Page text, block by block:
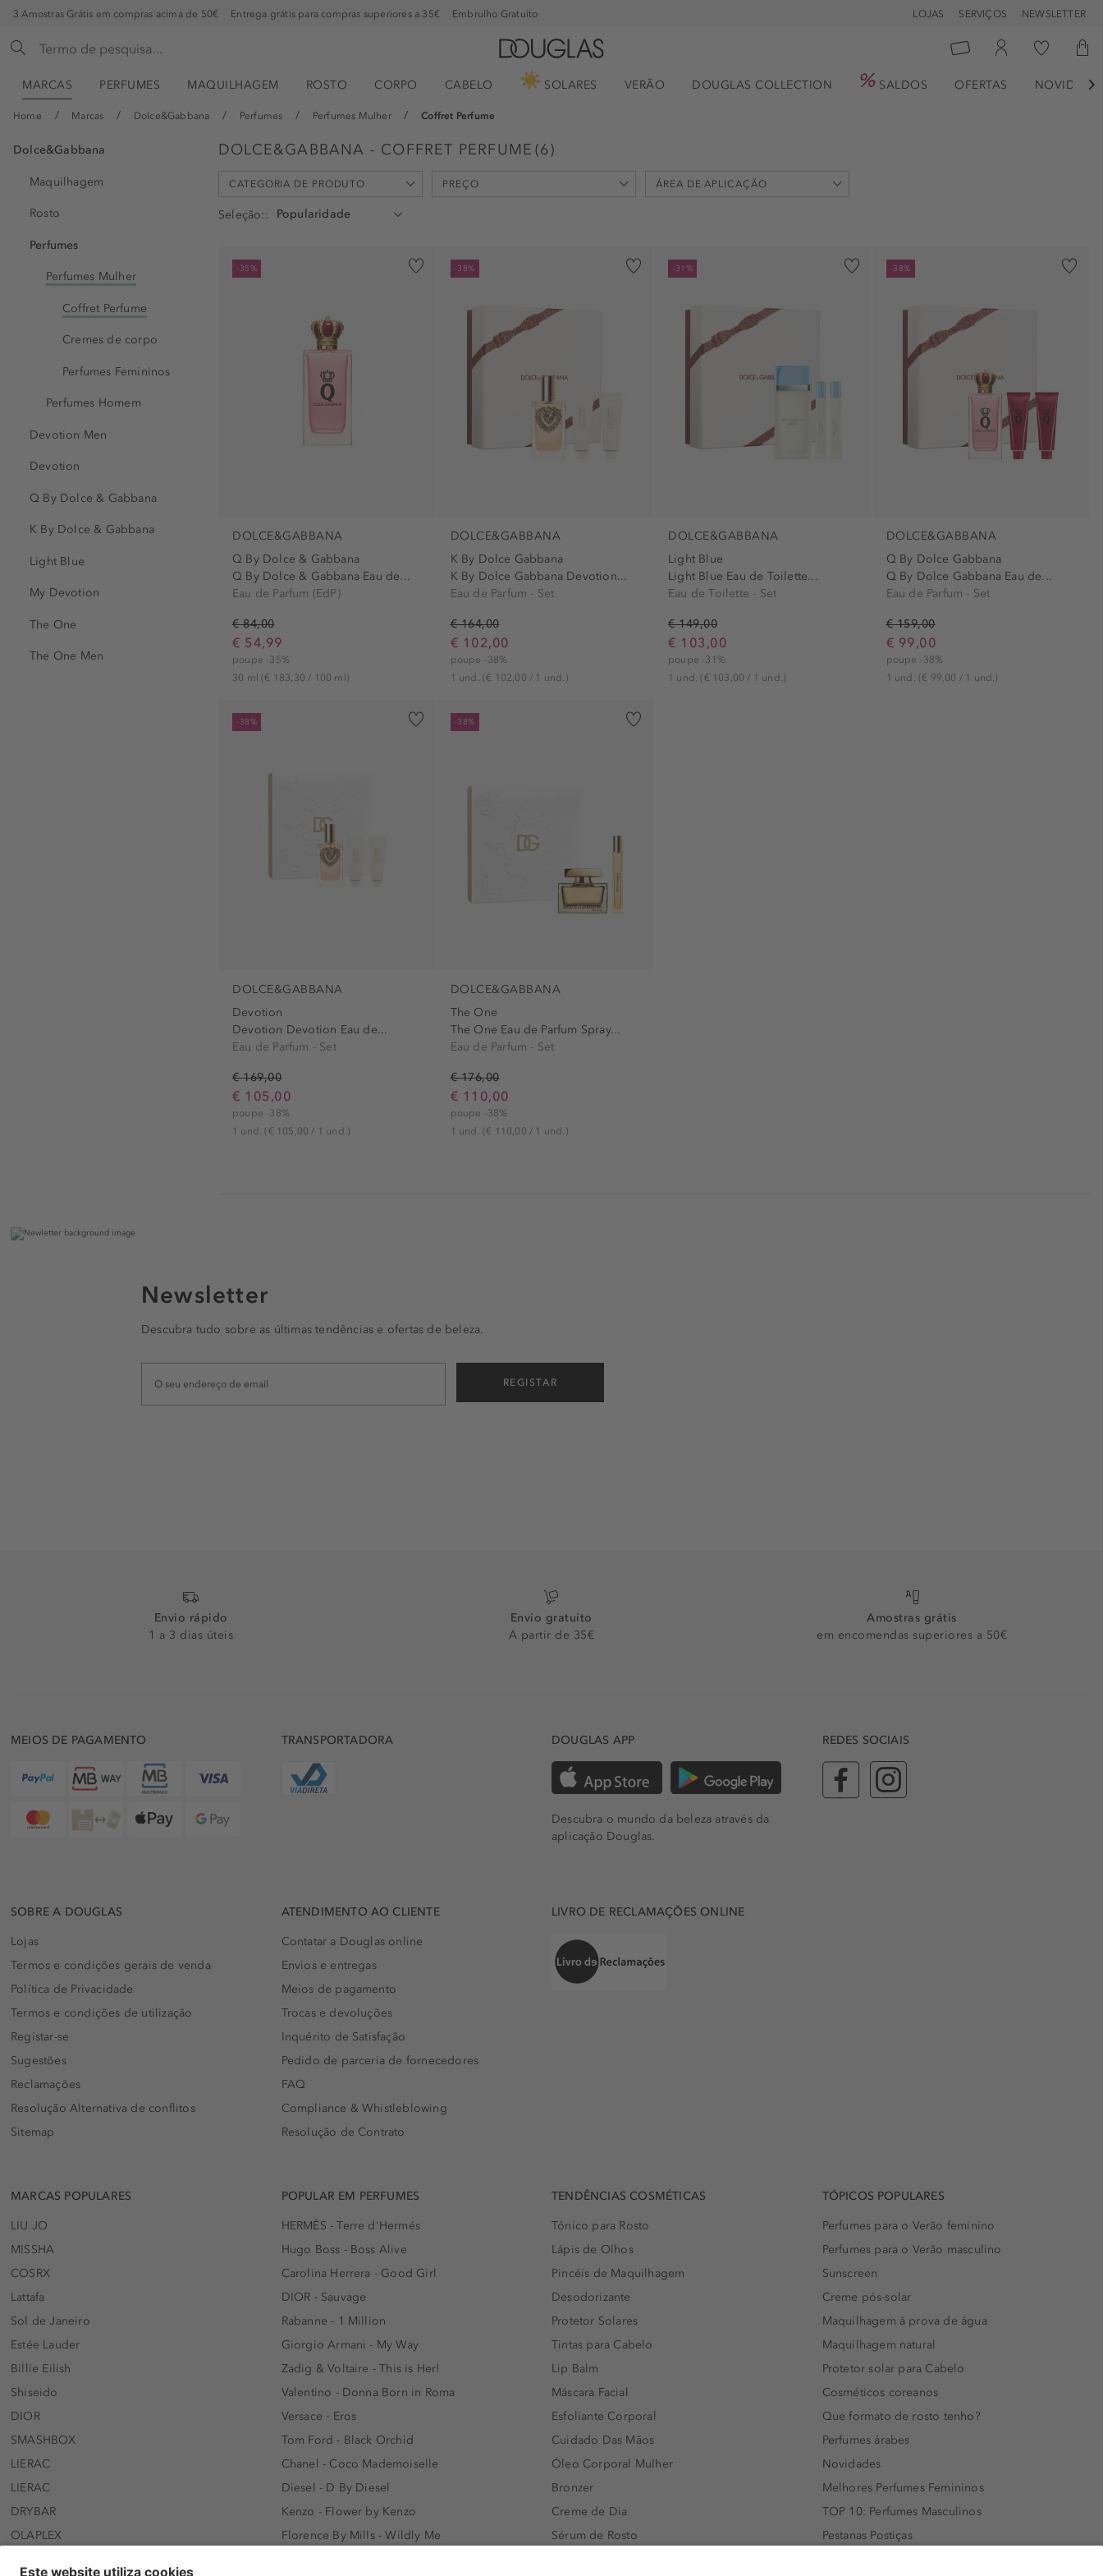
3 Amostras Grátis em compras acima de 50€ Entrega grátis para compras superiores a 35€ Embrulho Gratuito LOJAS SERVIÇOS NEWSLETTER
MARCAS PERFUMES MAQUILHAGEM ROSTO CORPO CABELO SOLARES VERÃO DOUGLAS COLLECTION SALDOS OFERTAS 
Home Marcas Dolce&Gabbana Perfumes Perfumes Mulher Coffret Perfume
Dolce&Gabbana
Maquilhagem
Rosto
Perfumes
Perfumes Mulher
Coffret Perfume
Cremes de corpo
Perfumes Femininos
Perfumes Homem
Devotion Men
Devotion
Q By Dolce & Gabbana
K By Dolce & Gabbana
Light Blue
My Devotion
The One
The One Men
DOLCE&GABBANA - COFFRET PERFUME (6)
CATEGORIA DE PRODUTO
Eau de Parfum (EdP) (1)
PREÇO ÁREA DE APLICAÇÃO
decote (4)
Seleção:
-35%
DOLCE&GABBANA
Q By Dolce & Gabbana
Q By Dolce & Gabbana Eau de...
Eau de Parfum (EdP)
€ 84,00
€ 54,99
poupe -35%
30 ml(€ 183,30 / 100 ml)
-38%
DOLCE&GABBANA
K By Dolce Gabbana
K By Dolce Gabbana Devotion...
Eau de Parfum - Set
€ 164,00
€ 102,00
poupe -38%
1 und. (€ 102,00 / 1 und.)
-31%
DOLCE&GABBANA
Light Blue
Light Blue Eau de Toilette...
Eau de Toilette - Set
€ 149,00
€ 103,00
poupe -31%
1 und.(€ 103,00 / 1 und.)
-38%
DOLCE&GABBANA
Q By Dolce Gabbana
Q By Dolce Gabbana Eau de...
Eau de Parfum - Set
€ 159,00
€ 99,00
poupe -38%
1 und. (€ 99,00 / 1 und.)
-38%
DOLCE&GABBANA
Devotion
Devotion Devotion Eau de...
Eau de Parfum - Set
€ 169,00
€ 105,00
poupe -38%
1 und.(€ 105,00 / 1 und.)
-38%
DOLCE&GABBANA
The One
The One Eau de Parfum Spray...
Eau de Parfum - Set
€ 176,00
€ 110,00
poupe -38%
1 und. (€ 110,00 / 1 und.)
Newsletter
Descubra tudo sobre as últimas tendências e ofertas de beleza.
REGISTAR
Envio rápido
1 a 3 dias úteis
Envio gratuito
A partir de 35€
Amostras grátis
em encomendas superiores a 50€
MEIOS DE PAGAMENTO TRANSPORTADORA DOUGLAS APP
Descubra o mundo da beleza através da
aplicação Douglas.
REDES SOCIAIS
SOBRE A DOUGLAS
Lojas
Termos e condições gerais de venda
Política de Privacidade
Termos e condições de utilização
Registar-se
Sugestões
Reclamações
Resolução Alternativa de conflitos
Sitemap
ATENDIMENTO AO CLIENTE
Contatar a Douglas online
Envios e entregas
Meios de pagamento
Trocas e devoluções
Inquérito de Satisfação
Pedido de parceria de fornecedores
FAQ
Compliance & Whistleblowing
Resolução de Contrato
LIVRO DE RECLAMAÇÕES ONLINE
MARCAS POPULARES
LIU JO
MISSHA
COSRX
Lattafa
Sol de Janeiro
Estée Lauder
Billie Eilish
Shiseido
DIOR
SMASHBOX
LIERAC
LIERAC
DRYBAR
OLAPLEX
POPULAR EM PERFUMES
HERMÈS - Terre d'Hermés
Hugo Boss - Boss Alive
Carolina Herrera - Good Girl
DIOR - Sauvage
Rabanne - 1 Million
Giorgio Armani - My Way
Zadig & Voltaire - This is Her!
Valentino - Donna Born in Roma
Versace - Eros
Tom Ford - Black Orchid
Chanel - Coco Mademoiselle
Diesel - D By Diesel
Kenzo - Flower by Kenzo
Florence By Mills - Wildly Me
TENDÊNCIAS COSMÉTICAS
Tónico para Rosto
Lápis de Olhos
Pincéis de Maquilhagem
Desodorizante
Protetor Solares
Tintas para Cabelo
Lip Balm
Máscara Facial
Esfoliante Corporal
Cuidado Das Mãos
Óleo Corporal Mulher
Bronzer
Creme de Dia
Sérum de Rosto
TÓPICOS POPULARES
Perfumes para o Verão feminino
Perfumes para o Verão masculino
Sunscreen
Creme pós-solar
Maquilhagem à prova de água
Maquilhagem natural
Protetor solar para Cabelo
Cosméticos coreanos
Que formato de rosto tenho?
Perfumes árabes
Novidades
Melhores Perfumes Femininos
TOP 10: Perfumes Masculinos
Pestanas Postiças